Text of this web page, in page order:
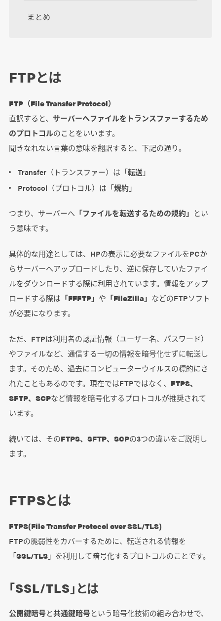
まとめ
FTPとは
FTP（File Transfer Protocol）
直訳すると、 サーバーへファイルをトランスファーするため
のプロトコルのことをいいます。
聞きなれない言葉の意味を翻訳すると、下記の通り。
Transfer（トランスファー）は「転送」
Protocol（プロトコル）は「規約」
つまり、サーバーへ 「ファイルを転送するための規約」 とい
う意味です。
具体的な用途としては、HPの表示に必要なファイルをPCか
らサーバーへアップロードしたり、逆に保存していたファイ
ルをダウンロードする際に利用されています。情報をアップ
ロードする際は 「FFFTP」 や 「FileZilla」 などのFTPソフト
が必要になります。
ただ、FTPは利用者の認証情報（ユーザー名、パスワード）
やファイルなど、通信する一切の情報を暗号化せずに転送し
ます。そのため、過去にコンピューターウイルスの標的にさ
れたこともあるのです。現在ではFTPではなく、 FTPS、
SFTP、SCPなど情報を暗号化するプロトコルが推奨されて
います。
続いては、そのFTPS、SFTP、SCPの3つの違いをご説明し
ます。
FTPSとは
FTPS(File Transfer Protocol over SSL/TLS)
FTPの脆弱性をカバーするために、転送される情報を
「SSL/TLS」を利用して暗号化するプロトコルのことです。
「SSL/TLS」とは
公開鍵暗号と共通鍵暗号という暗号化技術の組み合わせで、